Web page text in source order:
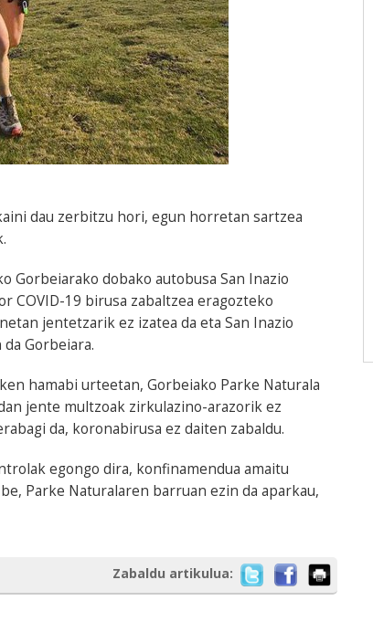
dau zerbitzu hori, egun horretan sartzea
Gorbeiarako dobako autobusa San Inazio
COVID-19 birusa zabaltzea eragozteko
jentetzarik ez izatea da eta San Inazio
Gorbeiara.
hamabi urteetan, Gorbeiako Parke Naturala
jente multzoak zirkulazino-arazorik ez
da, koronabirusa ez daiten zabaldu.
egongo dira, konfinamendua amaitu
Parke Naturalaren barruan ezin da aparkau,
Zabaldu artikulua: